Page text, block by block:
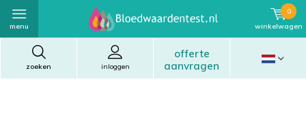
zoeken
offerte
aanvragen
inloggen
menu winkelwagen
0